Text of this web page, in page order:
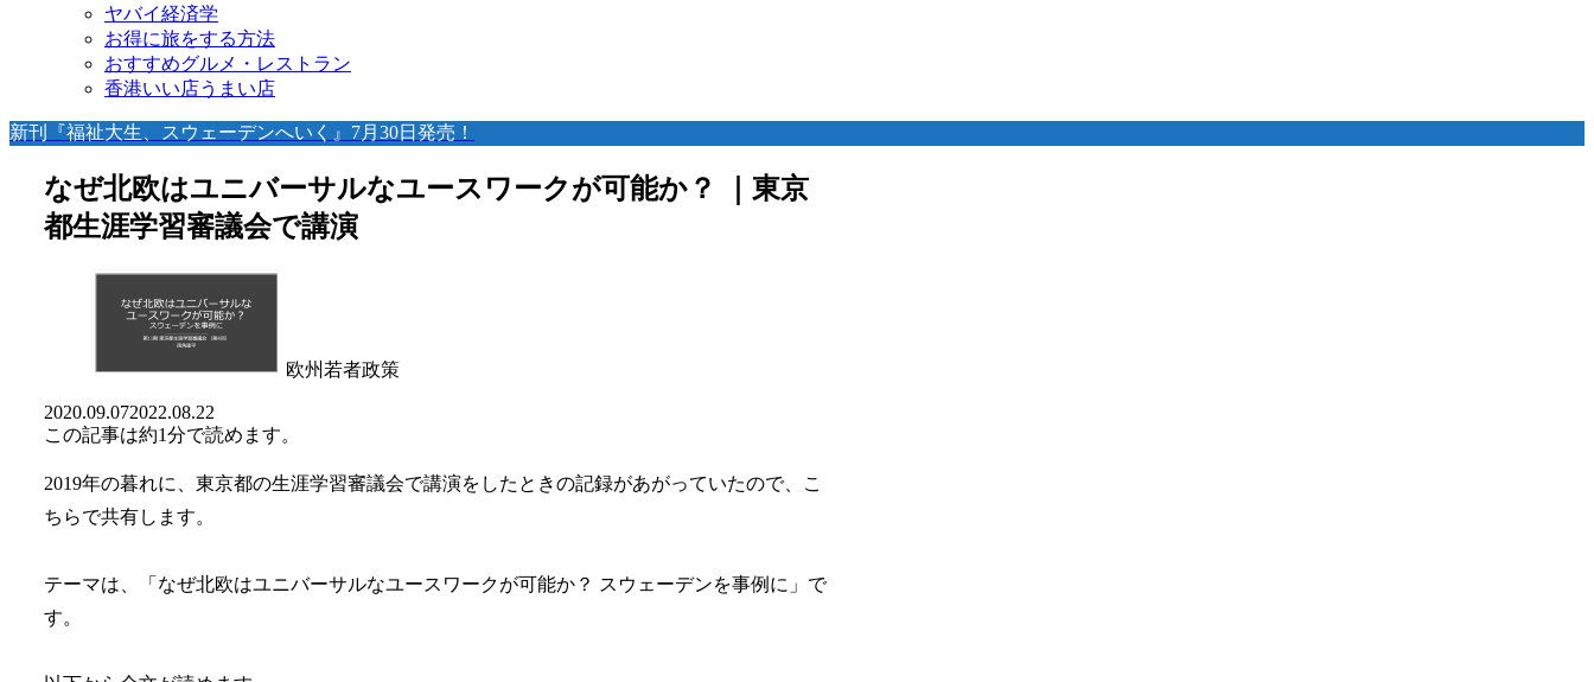
ヤバイ経済学
お得に旅をする方法
おすすめグルメ・レストラン
香港いい店うまい店
新刊『福祉大生、スウェーデンへいく』7月30日発売！
なぜ北欧はユニバーサルなユースワークが可能か？ ｜東京
都生涯学習審議会で講演
欧州若者政策
2020.09.072022.08.22
この記事は約1分で読めます。
2019年の暮れに、東京都の生涯学習審議会で講演をしたときの記録があがっていたので、こ
ちらで共有します。
テーマは、「なぜ北欧はユニバーサルなユースワークが可能か？ スウェーデンを事例に」で
す。